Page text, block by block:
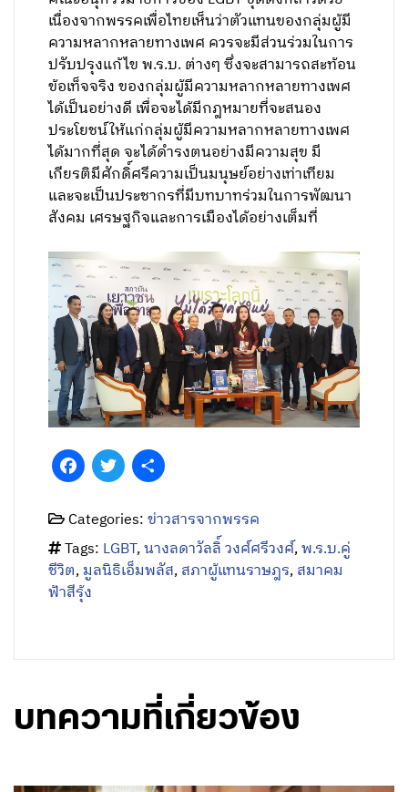
เนื่องจากพรรคเพื่อไทยเห็นว่าตัวแทนของกลุ่มผู้มี
ความหลากหลายทางเพศ ควรจะมีส่วนร่วมในการ
ปรับปรุงแก้ไข พ.ร.บ. ต่างๆ ซึ่งจะสามารถสะท้อน
ข้อเท็จจริง ของกลุ่มผู้มีความหลากหลายทางเพศ
ได้เป็นอย่างดี เพื่อจะได้มีกฎหมายที่จะสนอง
ประโยชน์ให้แก่กลุ่มผู้มีความหลากหลายทางเพศ
ได้มากที่สุด จะได้ดำรงตนอย่างมีความสุข มี
เกียรติมีศักดิ์ศรีความเป็นมนุษย์อย่างเท่าเทียม
และจะเป็นประชากรที่มีบทบาทร่วมในการพัฒนา
สังคม เศรษฐกิจและการเมืองได้อย่างเต็มที่
FacebookTwitter
Categories:ข่าวสารจากพรรค
Tags: LGBT,นางลดาวัลลิ์ วงศ์ศรีวงศ์,พ.ร.บ.คู่
ชีวิต,มูลนิธิเอ็มพลัส,สภาผู้แทนราษฎร,สมาคม
ฟ้าสีรุ้ง
บทความที่เกี่ยวข้อง